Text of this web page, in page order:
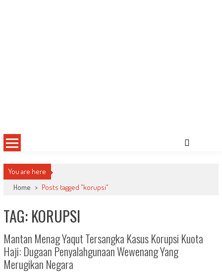
You are here
Home > Posts tagged "korupsi"
TAG: KORUPSI
Mantan Menag Yaqut Tersangka Kasus Korupsi Kuota
Haji: Dugaan Penyalahgunaan Wewenang Yang
Merugikan Negara